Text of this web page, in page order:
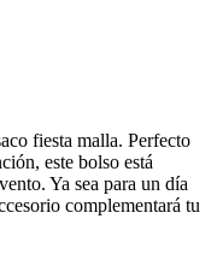
fiesta malla. Perfecto
este bolso está
Ya sea para un día
complementará tu